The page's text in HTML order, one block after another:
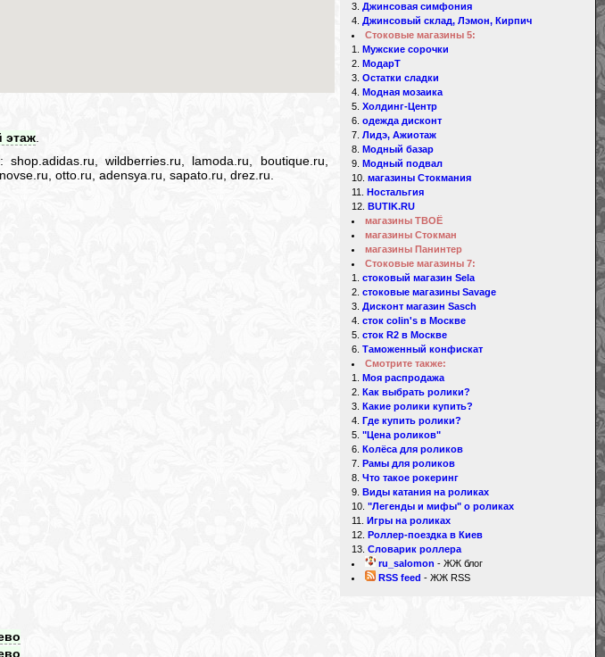
этаж
wildberries.ru, lamoda.ru, boutique.ru,
otto.ru, adensya.ru, sapato.ru, drez.ru.
Джинсовая симфония
Джинсовый склад, Лэмон, Кирпич
Стоковые магазины 5:
Мужские сорочки
МодарТ
Остатки сладки
Модная мозаика
Холдинг-Центр
одежда дисконт
Лидэ, Ажиотаж
Модный базар
Модный подвал
магазины Стокмания
Ностальгия
BUTIK.RU
магазины ТВОЁ
магазины Стокман
магазины Панинтер
Стоковые магазины 7:
стоковый магазин Sela
стоковые магазины Savage
Дисконт магазин Sasch
сток colin's в Москве
сток R2 в Москве
Таможенный конфискат
Смотрите также:
Моя распродажа
Как выбрать ролики?
Какие ролики купить?
Где купить ролики?
"Цена роликов"
Колёса для роликов
Рамы для роликов
Что такое рокеринг
Виды катания на роликах
"Легенды и мифы" о роликах
Игры на роликах
Роллер-поездка в Киев
Словарик роллера
ru_salomon - ЖЖ блог
RSS feed - ЖЖ RSS